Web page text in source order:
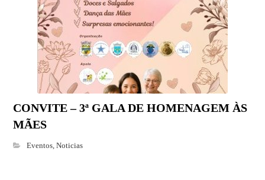
CONVITE – 3ª GALA DE HOMENAGEM ÀS
MÃES
Eventos ,Noticias